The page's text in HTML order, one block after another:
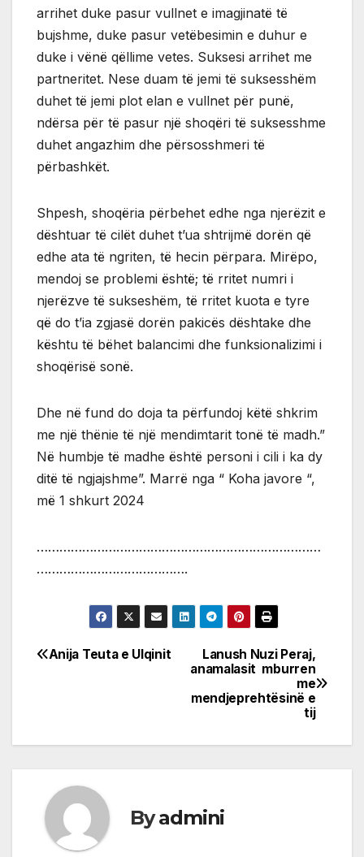
arrihet duke pasur vullnet e imagjinatë të
bujshme, duke pasur vetëbesimin e duhur e
duke i vënë qëllime vetes. Suksesi arrihet me
partneritet. Nese duam të jemi të suksesshëm
duhet të jemi plot elan e vullnet për punë,
ndërsa për të pasur një shoqëri të suksesshme
duhet angazhim dhe përsosshmeri të
përbashkët.
Shpesh, shoqëria përbehet edhe nga njerëzit e
dështuar të cilët duhet t’ua shtrijmë dorën që
edhe ata të ngriten, të hecin përpara. Mirëpo,
mendoj se problemi është; të rritet numri i
njerëzve të sukseshëm, të rritet kuota e tyre
që do t’ia zgjasë dorën pakicës dështake dhe
kështu të bëhet balancimi dhe funksionalizimi i
shoqërisë sonë.
Dhe në fund do doja ta përfundoj këtë shkrim
me një thënie të një mendimtarit tonë të madh.”
Në humbje të madhe është personi i cili i ka dy
ditë të ngjajshme”. Marrë nga “ Koha javore “,
më 1 shkurt 2024
…………………………………………………………………
………………………………….
Post
Lanush Nuzi Peraj,
anamalasit mburren
me
mendjeprehtësinë e
tij
Anija Teuta e Ulqinit
Byadmini